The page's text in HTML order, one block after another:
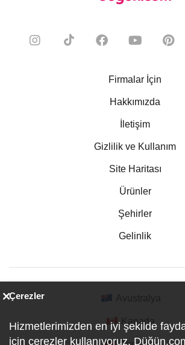
Firmalar İçin
Hakkımızda
İletişim
Gizlilik ve Kullanım
Site Haritası
Ürünler
Şehirler
Gelinlik
Kanada
Çerezler
Hizmetlerimizden en iyi şekilde
için çerezler kullanıyoruz.